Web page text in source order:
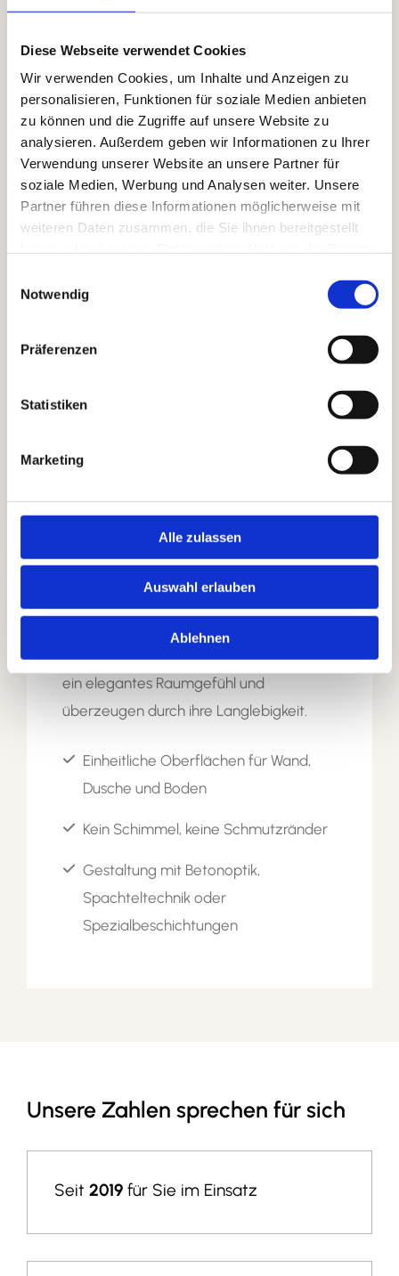
Diese Webseite verwendet Cookies
Wir verwenden Cookies, um Inhalte und Anzeigen zu
personalisieren, Funktionen für soziale Medien anbieten
zu können und die Zugriffe auf unsere Website zu
analysieren. Außerdem geben wir Informationen zu Ihrer
Verwendung unserer Website an unsere Partner für
soziale Medien, Werbung und Analysen weiter. Unsere
Partner führen diese Informationen möglicherweise mit
weiteren Daten zusammen, die Sie ihnen bereitgestellt
Notwendig
Präferenzen
Statistiken
Marketing
Alle zulassen
Auswahl erlauben
Ablehnen
farbstabil und optisch ansprechend. Mit
Erscheinungsbild, das nicht nur gut
aussieht, sondern auch schützt.
Fassadenanstriche mit langlebigen
Materialien
(WDVS)
Farbkonzepte für Alt- und Neubauten
Fugenloses Raumdesign
Fugenlose Oberflächen liegen im Trend
fugenlosen Böden und Wände schaffen
ein elegantes Raumgefühl und
überzeugen durch ihre Langlebigkeit.
Einheitliche Oberflächen für Wand,
Dusche und Boden
Kein Schimmel, keine Schmutzränder
Gestaltung mit Betonoptik,
Spachteltechnik oder
Spezialbeschichtungen
Unsere Zahlen sprechen für sich
Seit 2019 für Sie im Einsatz